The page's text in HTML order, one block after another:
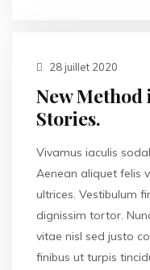
28 juillet 2020
New
Stories.
Vivamus iaculis
Aenean aliquet felis
ultrices. Vestibulum
dignissim tortor.
vitae nisl sed justo
finibus ut turpis